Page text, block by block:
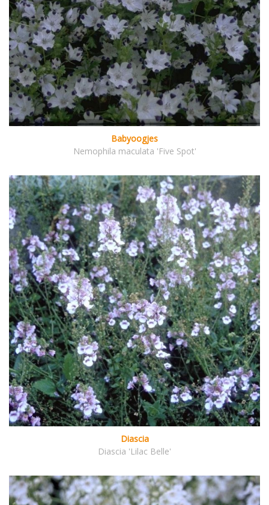
Babyoogjes
Nemophila maculata 'Five Spot'
Diascia
Diascia 'Lilac Belle'